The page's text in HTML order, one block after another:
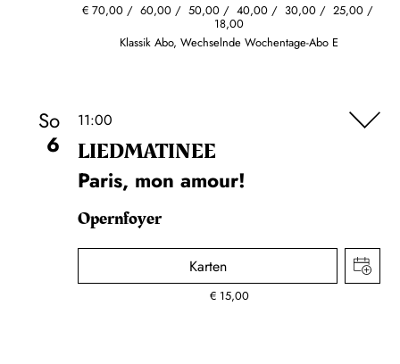
€ 70,00 60,00 50,00 40,00 30,00 25,00
18,00
Klassik Abo, Wechselnde Wochentage-Abo E
So
6
11:00
LIEDMATINEE
Paris, mon amour!
Opernfoyer
Karten
€ 15,00